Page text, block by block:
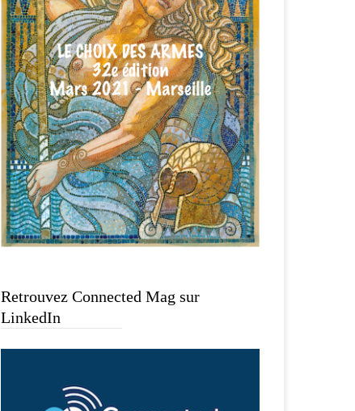
Retrouvez Connected Mag sur
LinkedIn